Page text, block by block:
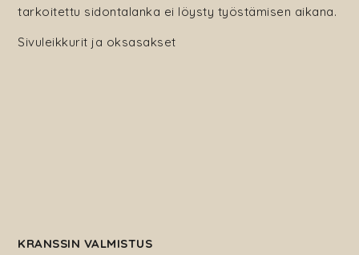
tarkoitettu sidontalanka ei löysty työstämisen aikana.
Sivuleikkurit ja oksasakset
KRANSSIN VALMISTUS